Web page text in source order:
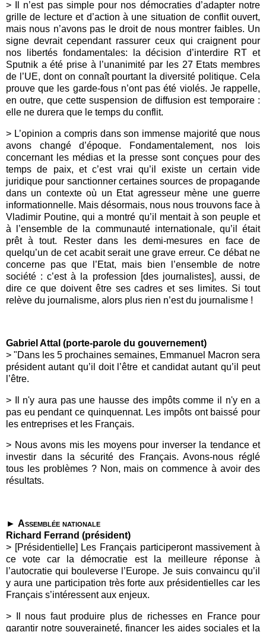
> Il n’est pas simple pour nos démocraties d’adapter notre
grille de lecture et d’action à une situation de conflit ouvert,
mais nous n’avons pas le droit de nous montrer faibles. Un
signe devrait cependant rassurer ceux qui craignent pour
nos libertés fondamentales: la décision d’interdire RT et
Sputnik a été prise à l’unanimité par les 27 Etats membres
de l’UE, dont on connaît pourtant la diversité politique. Cela
prouve que les garde-fous n’ont pas été violés. Je rappelle,
en outre, que cette suspension de diffusion est temporaire :
elle ne durera que le temps du conflit.
> L’opinion a compris dans son immense majorité que nous
avons changé d’époque. Fondamentalement, nos lois
concernant les médias et la presse sont conçues pour des
temps de paix, et c’est vrai qu’il existe un certain vide
juridique pour sanctionner certaines sources de propagande
dans un contexte où un Etat agresseur mène une guerre
informationnelle. Mais désormais, nous nous trouvons face à
Vladimir Poutine, qui a montré qu’il mentait à son peuple et
à l’ensemble de la communauté internationale, qu’il était
prêt à tout. Rester dans les demi-mesures en face de
quelqu’un de cet acabit serait une grave erreur. Ce débat ne
concerne pas que l’Etat, mais bien l’ensemble de notre
société : c’est à la profession [des journalistes], aussi, de
dire ce que doivent être ses cadres et ses limites. Si tout
relève du journalisme, alors plus rien n’est du journalisme !
Gabriel Attal (porte-parole du gouvernement)
> "Dans les 5 prochaines semaines, Emmanuel Macron sera
président autant qu’il doit l’être et candidat autant qu’il peut
l’être.
> Il n'y aura pas une hausse des impôts comme il n'y en a
pas eu pendant ce quinquennat. Les impôts ont baissé pour
les entreprises et les Français.
> Nous avons mis les moyens pour inverser la tendance et
investir dans la sécurité des Français. Avons-nous réglé
tous les problèmes ? Non, mais on commence à avoir des
résultats.
► Assemblée nationale
Richard Ferrand (président)
> [Présidentielle] Les Français participeront massivement à
ce vote car la démocratie est la meilleure réponse à
l’autocratie qui bouleverse l’Europe. Je suis convaincu qu’il
y aura une participation très forte aux présidentielles car les
Français s’intéressent aux enjeux.
>
Il nous faut produire plus de richesses en France pour
garantir notre souveraineté, financer les aides sociales et la